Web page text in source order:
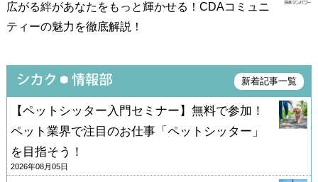
広がる絆があなたをもっと輝かせる！CDAコミュニ
ティーの魅力を徹底解説！
新着記事一覧
【ペットシッター入門セミナー】無料で参加！
ペット業界で注目のお仕事「ペットシッター」
を目指そう！
2026年08月05日